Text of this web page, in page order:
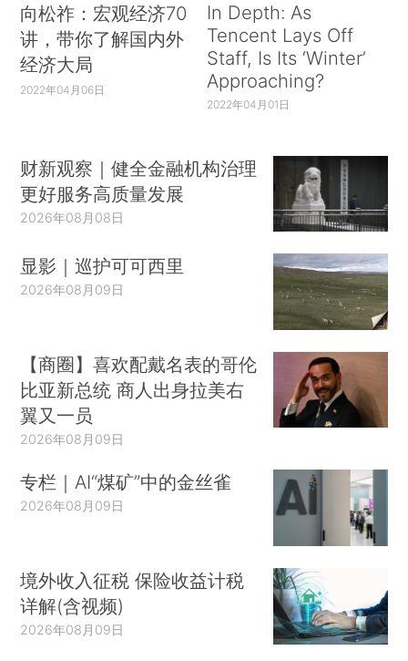
向松祚：宏观经济70
讲，带你了解国内外
经济大局
2022年04月06日
In Depth: As
Tencent Lays Off
Staff, Is Its ‘Winter’
Approaching?
2022年04月01日
财新观察｜健全金融机构治理
更好服务高质量发展
2026年08月08日
显影｜巡护可可西里
2026年08月09日
【商圈】喜欢配戴名表的哥伦
比亚新总统 商人出身拉美右
翼又一员
2026年08月09日
专栏｜AI“煤矿”中的金丝雀
2026年08月09日
境外收入征税 保险收益计税
详解(含视频)
2026年08月09日